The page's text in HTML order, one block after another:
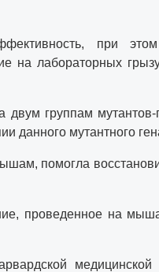
при этом
на лабораторных
двум группам
данного мутантного
помогла
проведенное на